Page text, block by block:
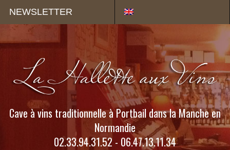
NEWSLETTER
Cave à vins traditionnelle à Portbail dans la Manche en
Normandie
02.33.94.31.52 - 06.47.13.11.34
Panneau de gestion des cookies